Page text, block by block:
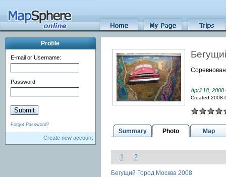
Profile
E-mail or Username:
Password
Forgot Password?
Create new account
April 18,
Created
Summary Photo Map
1 2
Бегущий Город Москва 2008